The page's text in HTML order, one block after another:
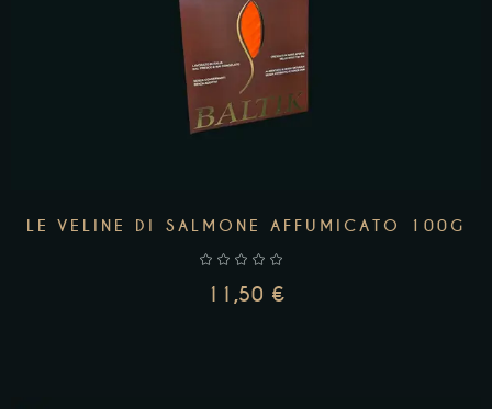
LE VELINE DI SALMONE AFFUMICATO 100G
11,50 €